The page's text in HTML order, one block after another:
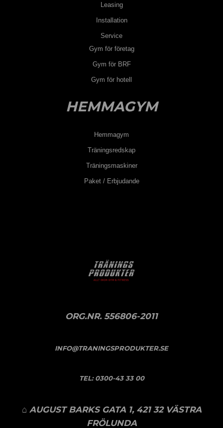
Leasing
Installation
Service
Gym för företag
Gym för BRF
Gym för hotell
HEMMAGYM
Hemmagym
Träningsredskap
Träningsmaskiner
Paket / Erbjudande
ORG.NR. 556806-2011
INFO@TRANINGSPRODUKTER.SE
TEL:0300-43 33 00
⌂ AUGUST BARKS GATA 1, 421 32 VÄSTRA
FRÖLUNDA